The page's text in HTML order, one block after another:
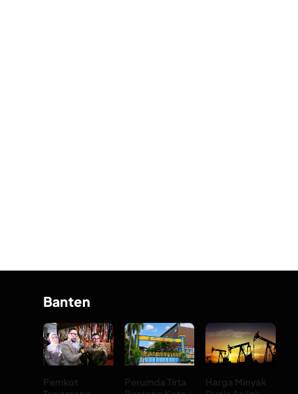
Banten
Pemkot
Perumda Tirta
Harga Minyak